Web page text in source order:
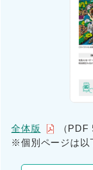
全体版
（PDF
※個別ページは以